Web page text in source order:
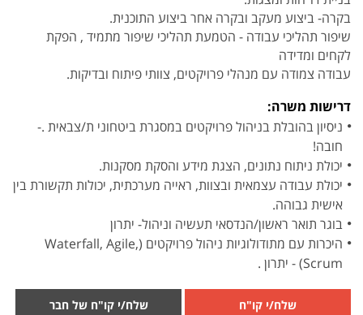
בקרה- ביצוע מעקב ובקרה אחר ביצוע התוכנית.
שיפור תהליכי עבודה - הטמעת תהליכי שיפור מתמיד , הפקת
לקחים ומדידה
עבודה צמודה עם מנהלי פרויקטים, צוותי פיתוח ובדיקות.
דרישות משרה:
ניסיון בהובלת בניהול פרויקטים במסגרת ביטחוני ת/צבאית .-
חובה!
יכולת ניתוח נתונים, הצגת מידע והסקת מסקנות.
יכולת עבודה עצמאית ובצוות, ראייה מערכתית, יכולות תקשורת בין
אישית גבוהה.
בוגר תואר ראשון/הנדסאי תעשיה וניהול- יתרון
היכרות עם מתודולוגיות ניהול פרויקטים (Waterfall, Agile,
Scrum) - יתרון .
שלח/י קו"ח שלח/י קו"ח של חבר